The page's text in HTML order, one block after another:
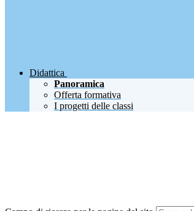
Didattica
Panoramica
Offerta formativa
I progetti delle classi